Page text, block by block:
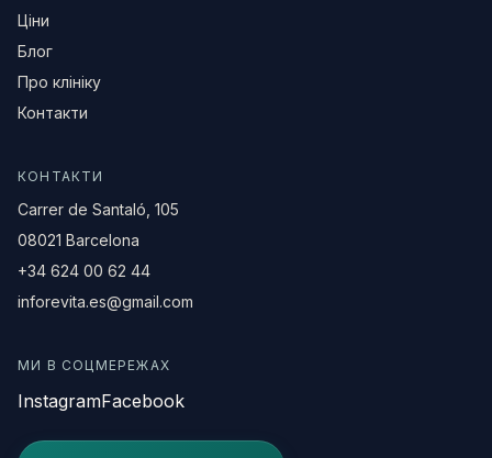
Ціни
Блог
Про клініку
Контакти
КОНТАКТИ
Carrer de Santaló, 105
08021 Barcelona
+34 624 00 62 44
inforevita.es@gmail.com
МИ В СОЦМЕРЕЖАХ
InstagramFacebook